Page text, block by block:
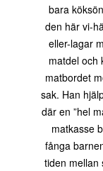
bara
den här vi-
eller-lagar
matdel och
matbordet
sak. Han
där en ”hel
matkasse
fånga
tiden mellan